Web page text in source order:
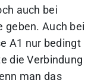
auch bei
geben. Auch bei
A1 nur bedingt
die Verbindung
man das